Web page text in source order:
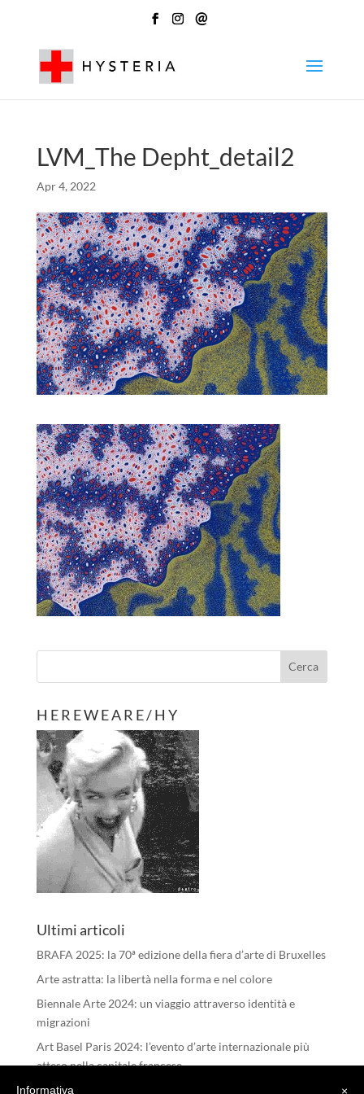
@
LVM_The Depht_detail2
Apr 4, 2022
H E R E W E A R E / H Y
Ultimi articoli
BRAFA 2025: la 70ª edizione della fiera d’arte di Bruxelles
Arte astratta: la libertà nella forma e nel colore
Biennale Arte 2024: un viaggio attraverso identità e
migrazioni
Art Basel Paris 2024: l’evento d’arte internazionale più
atteso nella capitale francese
I RIFLESSI DELL’ANIMA – Michele Tombolini
×
Informativa